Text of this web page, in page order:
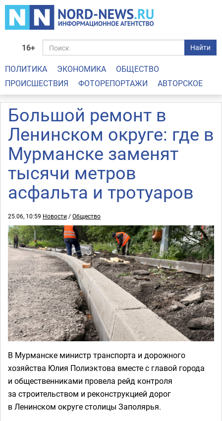
16+ Найти
ПОЛИТИКА ЭКОНОМИКА
ОБЩЕСТВО
ПРОИСШЕСТВИЯ
ФОТОРЕПОРТАЖИ АВТОРСКОЕ
Большой ремонт в
Ленинском округе: где в
Мурманске заменят
тысячи метров
асфальта и тротуаров
25.06, 10:59 Новости /Общество
В Мурманске министр транспорта и дорожного
хозяйства Юлия Полиэктова вместе с главой города
и общественниками провела рейд контроля
за строительством и реконструкцией дорог
в Ленинском округе столицы Заполярья.